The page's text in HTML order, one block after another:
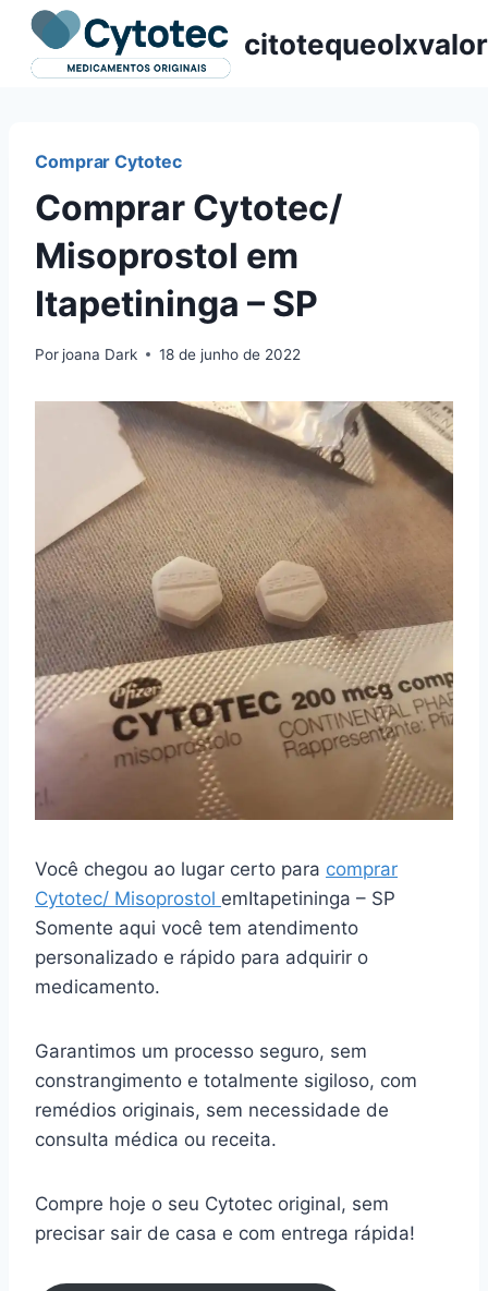
Pular
para
citotequeolxvalor
Comprar Cytotec
Comprar Cytotec/
Misoprostol em
Itapetininga – SP
Por joana Dark 18 de junho de 2022
Você chegou ao lugar certo para comprar
Cytotec/ Misoprostol emItapetininga – SP
Somente aqui você tem atendimento
personalizado e rápido para adquirir o
medicamento.
Garantimos um processo seguro, sem
constrangimento e totalmente sigiloso, com
remédios originais, sem necessidade de
consulta médica ou receita.
Compre hoje o seu Cytotec original, sem
precisar sair de casa e com entrega rápida!